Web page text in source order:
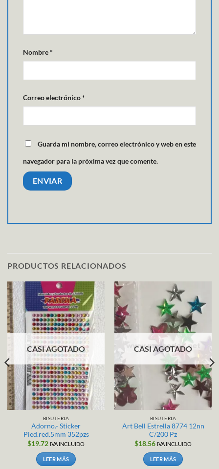
Nombre*
Correo electrónico*
Guarda mi nombre, correo electrónico y web en este
navegador para la próxima vez que comente.
PRODUCTOS RELACIONADOS
CASI AGOTADO
BISUTERÍA
Adorno.- Sticker
Pied.red.5mm 352pzs
$19.72 IVA INCLUIDO
LEER MÁS
CASI AGOTADO
BISUTERÍA
Art Bell Estrella 8774 12nn
C/200 Pz
$18.56 IVA INCLUIDO
LEER MÁS